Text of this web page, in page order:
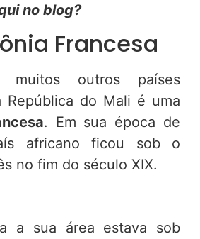
no blog?
Francesa
muitos outros países
República do Mali é uma
. Em sua época de
africano ficou sob o
no fim do século XIX.
a sua área estava sob